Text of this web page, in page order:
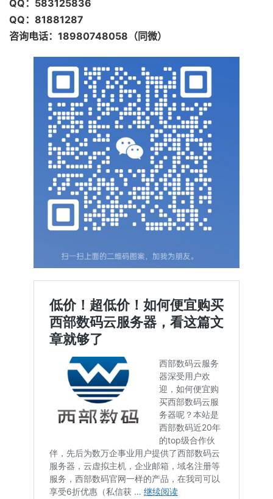
QQ：583125836
QQ：81881287
咨询电话：18980748058（同微）